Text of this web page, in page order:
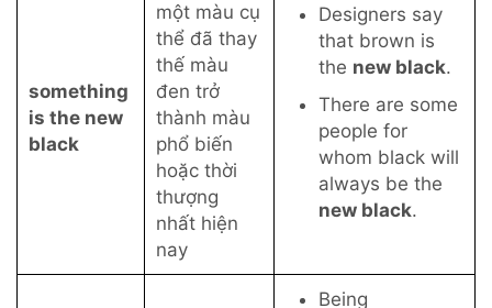
something
is the new
black
một màu cụ
thể đã thay
thế màu
đen trở
thành màu
phổ biến
hoặc thời
thượng
nhất hiện
nay
Designers say
that brown is
the new black.
There are some
people for
whom black will
always be the
new black.
Being